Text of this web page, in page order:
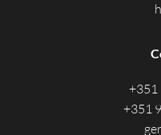
+351
+351